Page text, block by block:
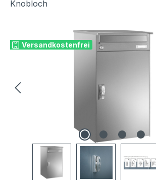
Knobloch
Versandkostenfrei